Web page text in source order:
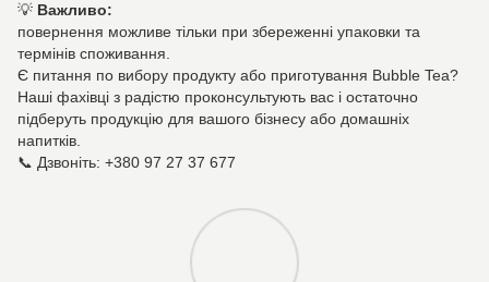
💡 Важливо:
повернення можливе тільки при збереженні упаковки та
термінів споживання.
Є питання по вибору продукту або приготування Bubble Tea?
Наші фахівці з радістю проконсультують вас і остаточно
підберуть продукцію для вашого бізнесу або домашніх
напитків.
📞 Дзвоніть: +380 97 27 37 677